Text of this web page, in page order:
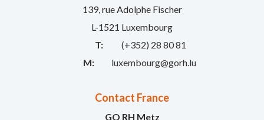
139, rue Adolphe Fischer
L-1521 Luxembourg
T:
(+352) 28 80 81
M:
luxembourg@gorh.lu
Contact France
GO RH Metz